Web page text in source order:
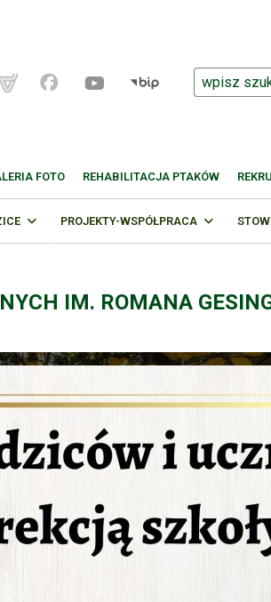
FOTO REHABILITACJA PTAKÓW
PROJEKTY-WSPÓŁPRACA
IM. ROMANA